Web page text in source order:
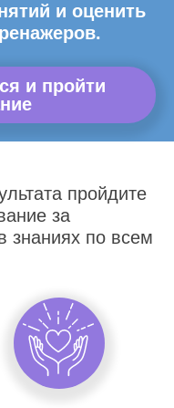
и оценить
и пройти
пройдите
за
знаниях по всем